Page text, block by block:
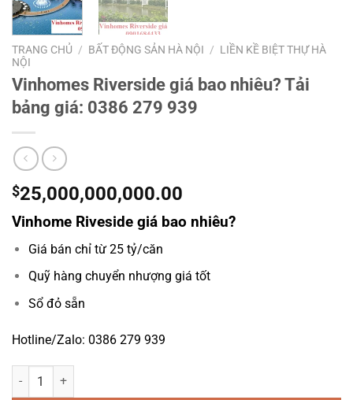
TRANG CHỦ / BẤT ĐỘNG SẢN HÀ NỘI / LIỀN KỀ BIỆT THỰ HÀ
NỘI
Vinhomes Riverside giá bao nhiêu? Tải
bảng giá: 0386 279 939
$25,000,000,000.00
Vinhome Riveside giá bao nhiêu?
Giá bán chỉ từ 25 tỷ/căn
Quỹ hàng chuyển nhượng giá tốt
Sổ đỏ sẵn
Hotline/Zalo: 0386 279 939
Vinhomes Riverside giá bao nhiêu? Tải bảng giá: 0386 279 939 số